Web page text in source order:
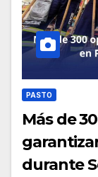
PASTO
Más de
durante